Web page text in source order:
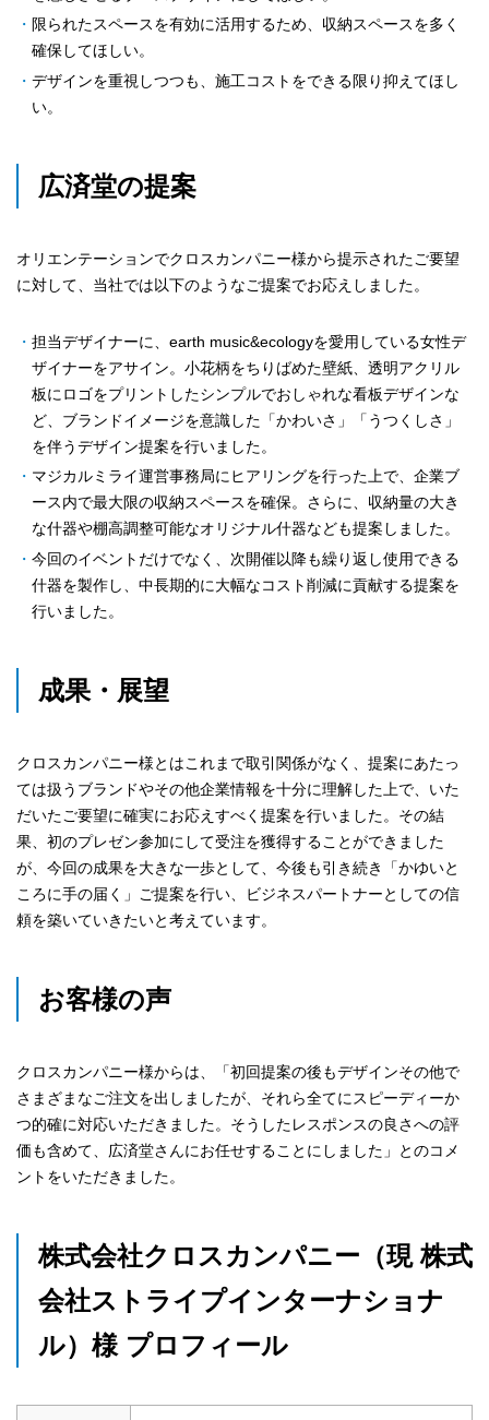
限られたスペースを有効に活用するため、収納スペースを多く
確保してほしい。
デザインを重視しつつも、施工コストをできる限り抑えてほし
い。
広済堂の提案
オリエンテーションでクロスカンパニー様から提示されたご要望
に対して、当社では以下のようなご提案でお応えしました。
担当デザイナーに、earth music&ecologyを愛用している女性デ
ザイナーをアサイン。小花柄をちりばめた壁紙、透明アクリル
板にロゴをプリントしたシンプルでおしゃれな看板デザインな
ど、ブランドイメージを意識した「かわいさ」「うつくしさ」
を伴うデザイン提案を行いました。
マジカルミライ運営事務局にヒアリングを行った上で、企業ブ
ース内で最大限の収納スペースを確保。さらに、収納量の大き
な什器や棚高調整可能なオリジナル什器なども提案しました。
今回のイベントだけでなく、次開催以降も繰り返し使用できる
什器を製作し、中長期的に大幅なコスト削減に貢献する提案を
行いました。
成果・展望
クロスカンパニー様とはこれまで取引関係がなく、提案にあたっ
ては扱うブランドやその他企業情報を十分に理解した上で、いた
だいたご要望に確実にお応えすべく提案を行いました。その結
果、初のプレゼン参加にして受注を獲得することができました
が、今回の成果を大きな一歩として、今後も引き続き「かゆいと
ころに手の届く」ご提案を行い、ビジネスパートナーとしての信
頼を築いていきたいと考えています。
お客様の声
クロスカンパニー様からは、「初回提案の後もデザインその他で
さまざまなご注文を出しましたが、それら全てにスピーディーか
つ的確に対応いただきました。そうしたレスポンスの良さへの評
価も含めて、広済堂さんにお任せすることにしました」とのコメ
ントをいただきました。
株式会社クロスカンパニー（現 株式
会社ストライプインターナショナ
ル）様 プロフィール